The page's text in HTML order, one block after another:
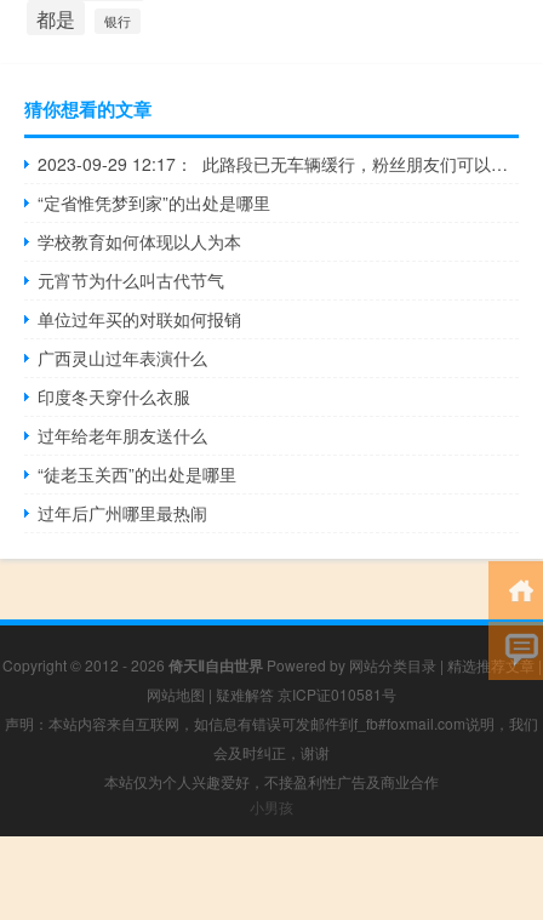
都是 银行
猜你想看的文章
2023-09-29 12:17： 此路段已无车辆缓行，粉丝朋友们可以放心通行。
“定省惟凭梦到家”的出处是哪里
学校教育如何体现以人为本
元宵节为什么叫古代节气
单位过年买的对联如何报销
广西灵山过年表演什么
印度冬天穿什么衣服
过年给老年朋友送什么
“徒老玉关西”的出处是哪里
过年后广州哪里最热闹
Copyright © 2012 - 2026 倚天Ⅱ自由世界Powered by 网站分类目录 | 精选推荐文章|
网站地图 | 疑难解答 京ICP证010581号
声明：本站内容来自互联网，如信息有错误可发邮件到f_fb#foxmail.com说明，我们
会及时纠正，谢谢
本站仅为个人兴趣爱好，不接盈利性广告及商业合作
小男孩